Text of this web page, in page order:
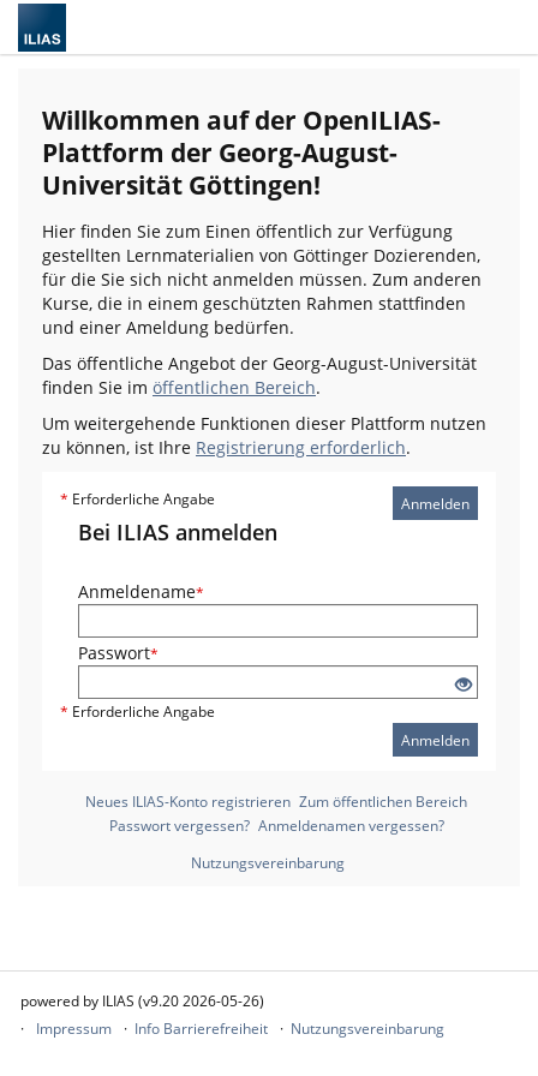
Willkommen auf der OpenILIAS-
Plattform der Georg-August-
Universität Göttingen!
Hier finden Sie zum Einen öffentlich zur Verfügung
gestellten Lernmaterialien von Göttinger Dozierenden,
für die Sie sich nicht anmelden müssen. Zum anderen
Kurse, die in einem geschützten Rahmen stattfinden
und einer Ameldung bedürfen.
Das öffentliche Angebot der Georg-August-Universität
finden Sie im öffentlichen Bereich.
Um weitergehende Funktionen dieser Plattform nutzen
zu können, ist Ihre Registrierung erforderlich.
Anmelden
* Erforderliche Angabe
Bei ILIAS anmelden
Anmeldename*
Passwort*
* Erforderliche Angabe
Anmelden
Neues ILIAS-Konto registrieren Zum öffentlichen Bereich
Passwort vergessen? Anmeldenamen vergessen?
Nutzungsvereinbarung
powered by ILIAS (v9.20 2026-05-26)
Impressum
Info Barrierefreiheit Nutzungsvereinbarung